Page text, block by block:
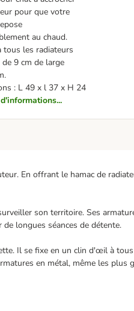
pour que votre
au chaud.
tous les radiateurs
9 cm de large
: L 49 x l 37 x H 24
En offrant le hamac de
son territoire. Ses
longues séances de détente.
Il se fixe en un clin d'œil à
en métal, même les plus